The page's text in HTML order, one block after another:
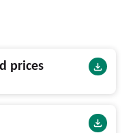
prices